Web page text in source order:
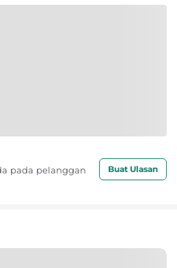
pada pelanggan
Buat Ulasan